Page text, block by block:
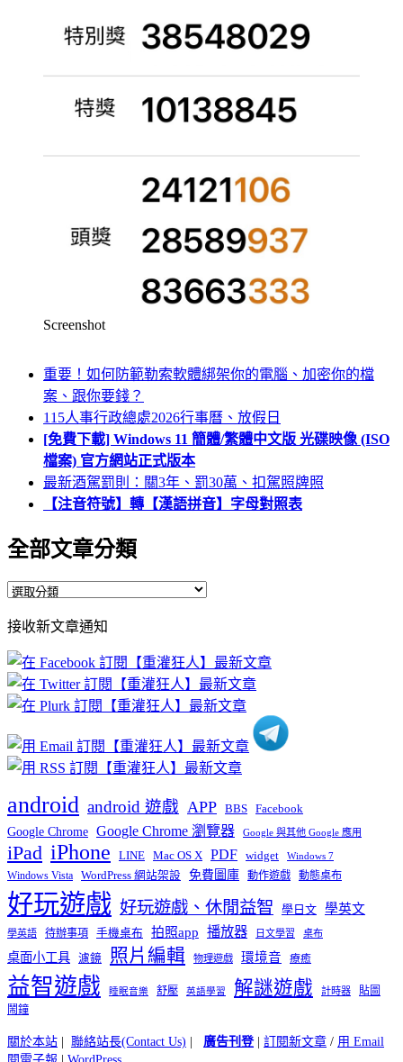
Screenshot
重要！如何防範勒索軟體綁架你的電腦、加密你的檔
案、跟你要錢？
115人事行政總處2026行事曆、放假日
[免費下載] Windows 11 簡體/繁體中文版 光碟映像 (ISO
檔案) 官方網站正式版本
最新酒駕罰則：關3年、罰30萬、扣駕照牌照
【注音符號】轉【漢語拼音】字母對照表
全部文章分類
全
文
章
分
類
接收新文章通知
android android 遊戲 APP BBS Facebook
Google Chrome Google Chrome 瀏覽器 Google 與其他 Google 應用
iPad iPhone LINE Mac OS X PDF widget Windows 7
Windows Vista WordPress 網站架設 免費圖庫 動作遊戲 動態桌布
好玩遊戲 好玩遊戲、休閒益智 學日文 學英文
學英語 待辦事項 手機桌布 拍照app 播放器 日文學習 桌布
桌面小工具 濾鏡 照片編輯 物理遊戲 環境音 療癒
益智遊戲 睡眠音樂 舒壓 英語學習 解謎遊戲 計時器
貼圖
鬧鐘
關於本站 | 聯絡站長(Contact Us) | 廣告刊登| 訂閱新文章 / 用 Email
閱電子報 | WordPress